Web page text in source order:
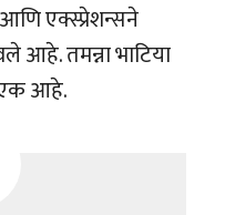
एक्स्प्रेशन्सने
आहे. तमन्ना भाटिया
एक आहे.